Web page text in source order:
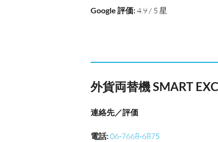
Google 評価:4.9 / 5 星
外貨両替機 SMART
連絡先／評価
電話:06-7668-6875